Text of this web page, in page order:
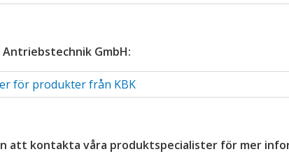
Antriebstechnik GmbH:
för produkter från KBK
att kontakta våra produktspecialister för mer